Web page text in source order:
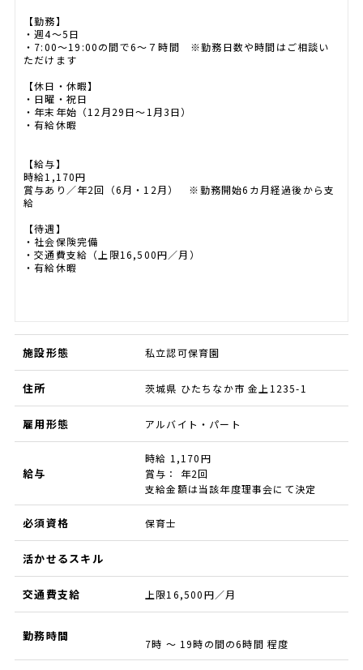
【勤務】
・週4～5日
・7:00～19:00の間で6～７時間 ※勤務日数や時間はご相談い
ただけます
【休日・休暇】
・日曜・祝日
・年末年始（12月29日～1月3日）
・有給休暇
【給与】
時給1,170円
賞与あり／年2回（6月・12月） ※勤務開始6カ月経過後から支
給
【待遇】
・社会保険完備
・交通費支給（上限16,500円／月）
・有給休暇
施設形態 私立認可保育園
住所 茨城県 ひたちなか市 金上1235-1
雇用形態 アルバイト・パート
給与
時給 1,170円
賞与： 年2回
支給金額は当該年度理事会にて決定
必須資格 保育士
活かせるスキル
交通費支給 上限16,500円／月
勤務時間
7時 ～ 19時の間の6時間 程度